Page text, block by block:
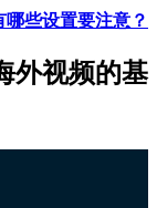
些设置要注意？
外视频的基